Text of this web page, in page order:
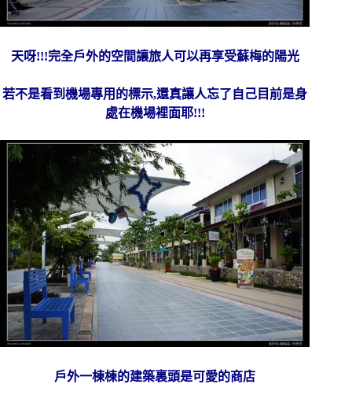
天呀!!!完全戶外的空間讓旅人可以再享受蘇梅的陽光
若不是看到機場專用的標示,還真讓人忘了自己目前是身
處在機場裡面耶!!!
戶外一棟棟的建築裏頭是可愛的商店